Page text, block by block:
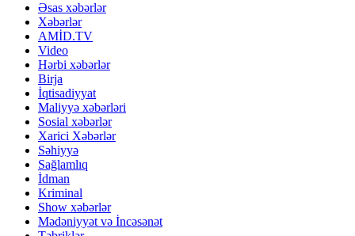
Əsas xəbərlər
Xəbərlər
AMİD.TV
Video
Hərbi xəbərlər
Birja
İqtisadiyyat
Maliyyə xəbərləri
Sosial xəbərlər
Xarici Xəbərlər
Səhiyyə
Sağlamlıq
İdman
Kriminal
Show xəbərlər
Mədəniyyət və İncəsənət